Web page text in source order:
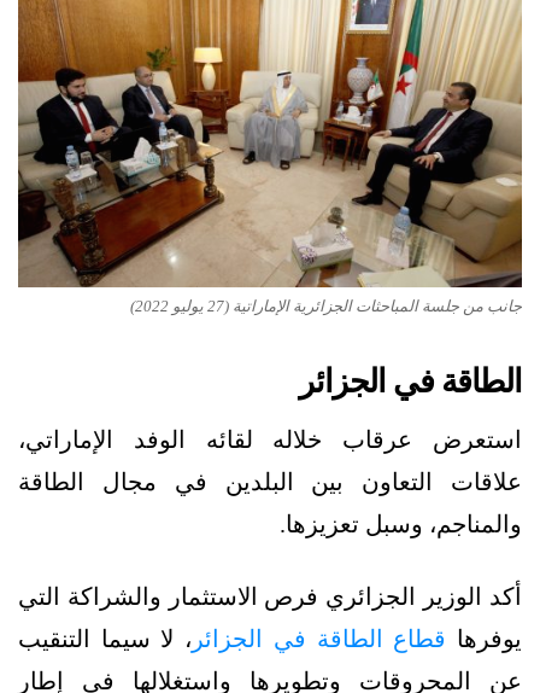
جانب من جلسة المباحثات الجزائرية الإماراتية (27 يوليو 2022)
الطاقة في الجزائر
استعرض عرقاب خلاله لقائه الوفد الإماراتي،
علاقات التعاون بين البلدين في مجال الطاقة
والمناجم، وسبل تعزيزها.
أكد الوزير الجزائري فرص الاستثمار والشراكة التي
يوفرها قطاع الطاقة في الجزائر ، لا سيما التنقيب
عن المحروقات وتطويرها واستغلالها في إطار